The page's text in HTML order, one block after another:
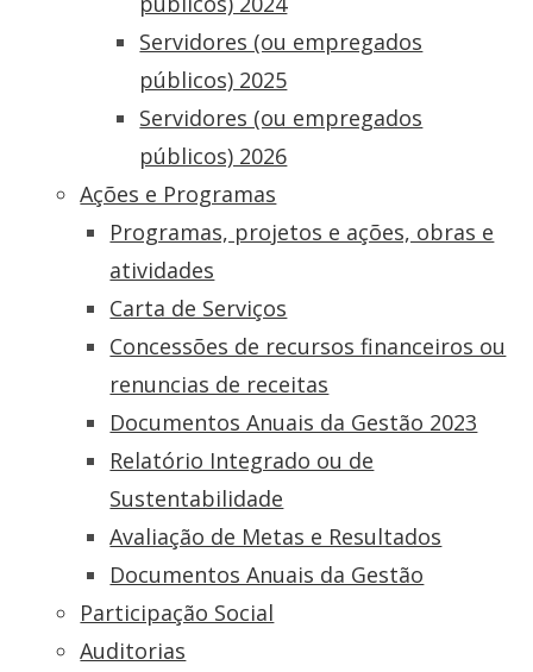
Servidores (ou empregados
públicos) 2025
Servidores (ou empregados
públicos) 2026
Ações e Programas
Programas, projetos e ações, obras e
atividades
Carta de Serviços
Concessões de recursos financeiros ou
renuncias de receitas
Documentos Anuais da Gestão 2023
Relatório Integrado ou de
Sustentabilidade
Avaliação de Metas e Resultados
Documentos Anuais da Gestão
Participação Social
Auditorias